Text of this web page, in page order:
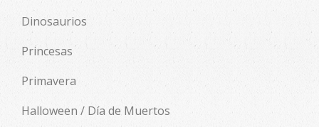
Dinosaurios
Princesas
Primavera
Halloween / Día de Muertos